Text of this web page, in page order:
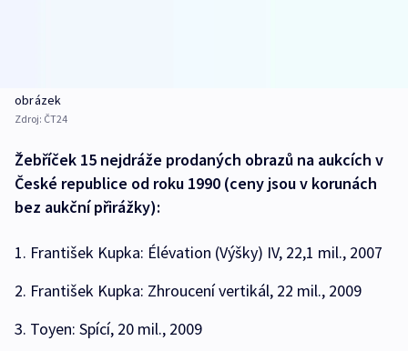
obrázek
Zdroj: ČT24
Žebříček 15 nejdráže prodaných obrazů na aukcích v
České republice od roku 1990 (ceny jsou v korunách
bez aukční přirážky):
1. František Kupka: Élévation (Výšky) IV, 22,1 mil., 2007
2. František Kupka: Zhroucení vertikál, 22 mil., 2009
3. Toyen: Spící, 20 mil., 2009